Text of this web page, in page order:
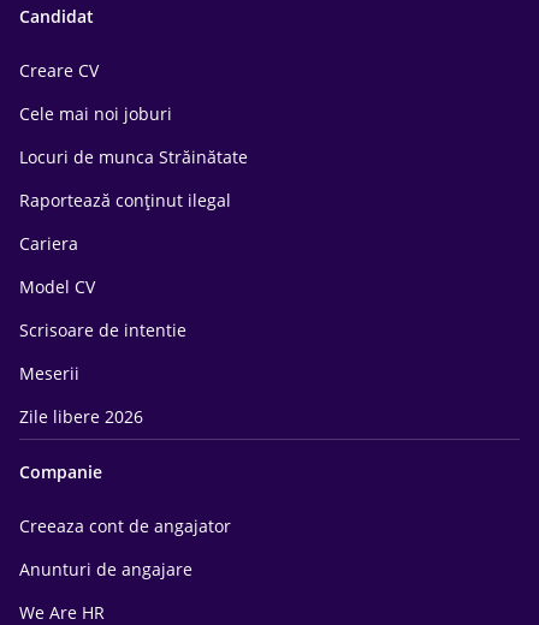
Candidat
Creare CV
Cele mai noi joburi
Locuri de munca Străinătate
Raportează conținut ilegal
Cariera
Model CV
Scrisoare de intentie
Meserii
Zile libere 2026
Companie
Creeaza cont de angajator
Anunturi de angajare
We Are HR